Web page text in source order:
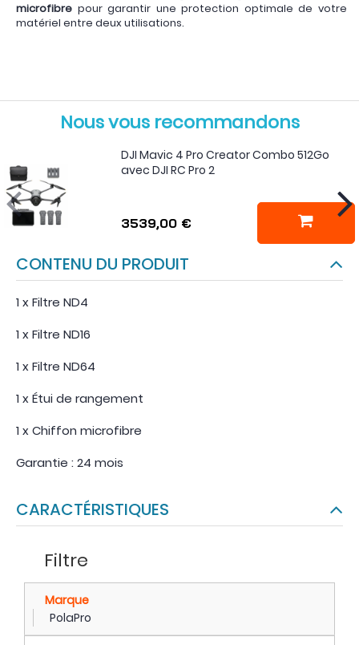
microfibre pour garantir une protection optimale de votre
matériel entre deux utilisations.
Nous vous recommandons
DJI Mavic 4 Pro Creator Combo 512Go
avec DJI RC Pro 2
3539,00 €
CONTENU DU PRODUIT
1 x Filtre ND4
1 x Filtre ND16
1 x Filtre ND64
1 x Étui de rangement
1 x Chiffon microfibre
Garantie : 24 mois
CARACTÉRISTIQUES
Filtre
Marque
PolaPro